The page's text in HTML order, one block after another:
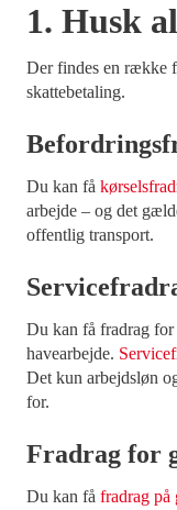
1. Husk
Der findes en række
skattebetaling.
Du kan få
arbejde – og det
offentlig transport.
Du kan få fradrag
havearbejde.
Det kun arbejdsløn
for.
Fradrag for
Du kan få fradrag på